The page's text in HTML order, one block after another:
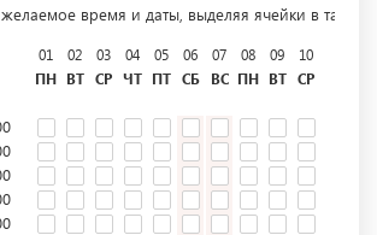
время и даты, выделяя ячейки в
01
ПН
02
ВТ
03
СР
04
ЧТ
05
ПТ
06
СБ
07
ВС
08
ПН
09
ВТ
10
СР